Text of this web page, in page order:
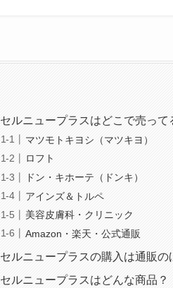
セルニュープラスはどこで売っ
マツモトキヨシ（マツキヨ）
ロフト
ドン・キホーテ（ドンキ）
アインズ＆トルペ
美容皮膚科・クリニック
Amazon・楽天・公式通販
セルニュープラスの購入は通販の
セルニュープラスはどんな商品？